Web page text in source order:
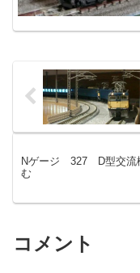
Nゲージ 327 D型交流
む
コメント